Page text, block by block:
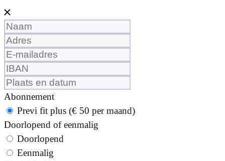
Leave
this
field
blank
Abonnement
Previ fit plus (€ 50 per maand)
Doorlopend of eenmalig
Doorlopend
Eenmalig